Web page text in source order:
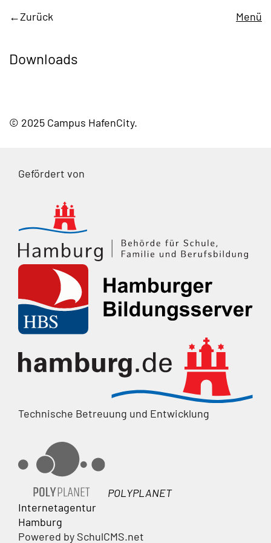
Zurück Menü
Downloads
© 2025 Campus HafenCity
Gefördert von
Technische Betreuung und Entwicklung
POLYPLANET
Internetagentur
Hamburg
Powered by SchulCMS.net